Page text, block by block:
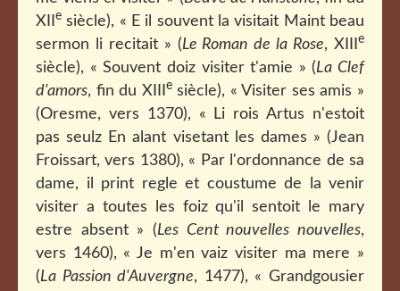
XII
e siècle), « E il souvent la visitait Maint beau
sermon li recitait » (Le Roman de la Rose, XIIIe
siècle), « Souvent doiz visiter t'amie » (La Clef
d'amors, fin du XIII esiècle), « Visiter ses amis »
(Oresme, vers 1370), « Li rois Artus n'estoit
pas seulz En alant visetant les dames » (Jean
Froissart, vers 1380), « Par l'ordonnance de sa
dame, il print regle et coustume de la venir
visiter a toutes les foiz qu'il sentoit le mary
estre absent » (Les Cent nouvelles nouvelles,
vers 1460), « Je m'en vaiz visiter ma mere »
(La Passion d'Auvergne, 1477), « Grandgousier